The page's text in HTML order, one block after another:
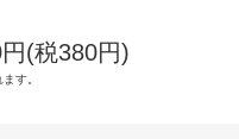
(税380円)
す。